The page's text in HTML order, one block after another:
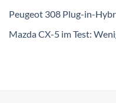
Peugeot 308 Plug-in-
Mazda CX-5 im Test: